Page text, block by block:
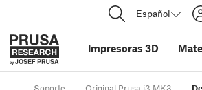
Español
Impresoras 3D